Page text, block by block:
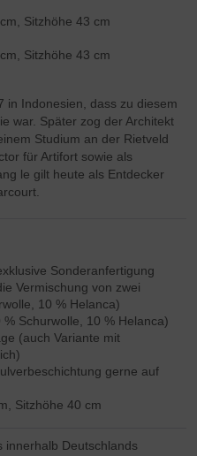
Sitzhöhe 43 cm
Sitzhöhe 43 cm
in Indonesien, dass zu diesem
war. Später zog der Architekt
Studium an der Rietveld
für Artifort sowie als
le gilt heute als Entdecker
Sonderanfertigung
Vermischung von zwei
10 % Helanca)
Schurwolle, 10 % Helanca)
(auch Variante mit
gerne auf
Sitzhöhe 40 cm
innerhalb Deutschlands